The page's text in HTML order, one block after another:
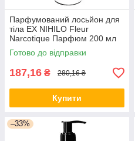
Парфумований лосьйон для
тіла EX NIHILO Fleur
Narcotique Парфюм 200 мл
AIW1
Готово до відправки
187,16 ₴ 280,16 ₴
Купити
–33%